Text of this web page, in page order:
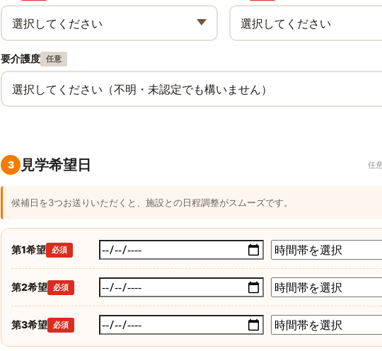
要介護度 任意
3 見学希望日 任
候補日を3つお送りいただくと、施設との日程調整がスムーズです。
第1希望 必須
第2希望 必須
第3希望 必須